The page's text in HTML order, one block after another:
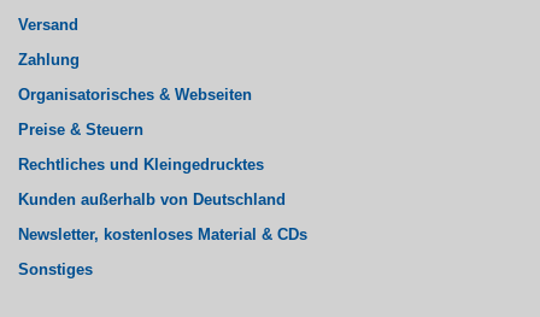
Versand
Zahlung
Organisatorisches & Webseiten
Preise & Steuern
Rechtliches und Kleingedrucktes
Kunden außerhalb von Deutschland
Newsletter, kostenloses Material & CDs
Sonstiges